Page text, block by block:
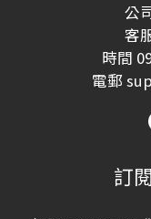
公
客
時間
電郵
訂